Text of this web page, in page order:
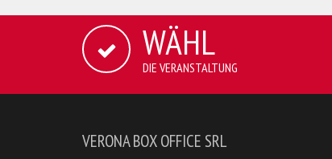
WÄHL
DIE VERANSTALTUNG
VERONA BOX OFFICE SRL